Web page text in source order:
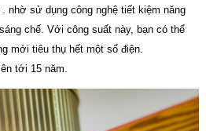
nhờ sử dụng công nghệ tiết kiệm năng
chế. Với công suất này, bạn có thể
mới tiêu thụ hết một số điện.
tới 15 năm.